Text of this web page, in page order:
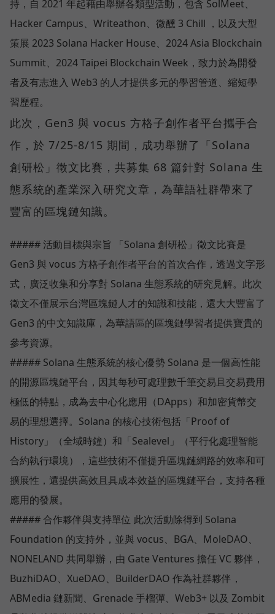
持，自 2021 年起藉由舉辦各類型活動，包含 SolMeet、
Hacker Campus、Writeathon、微醺 3 Chill ，以及大型
策展 2023 Solana Hacker House、2024 Asia Blockchain
Summit、2024 Taipei Blockchain Week，致力於為開發
者及有志進入 Web3 的人才提供多元的學習管道、縮短學
習歷程。
此次，Gen3 與 vocus 方格子創作者平台攜手合
作，於 7/25-8/15 期間，成功舉辦了「Solana
創研松」徵文比賽，共募集 68 篇針對 Solana 生
態系統的產業深入研究文章，為華語社群帶來了
豐富的區塊鏈知識。
##### 活動目標與宗旨 「Solana 創研松」徵文比賽是
Gen3 與 vocus 方格子創作者平台的首次合作，透過文字形
式，廣泛收集和分享對 Solana 生態系統的研究見解。此次
徵文不僅展示台灣區塊鏈人才的知識和技能，還大大豐富了
Gen3 的中文知識庫，為華語區的區塊鏈學習者提供寶貴的
參考資源。
##### Solana 生態系統的核心優勢 Solana 是一個高性能
的開源區塊鏈平台，因其每秒可處理數千筆交易且交易費用
極低的特點，成為去中心化應用（DApps）和加密貨幣交
易的理想選擇。Solana 的核心技術包括「Proof of
History」（全域時鐘）和「Sealevel」（平行化處理智能
合約執行環境），這些技術不僅提升區塊鏈網路的效率和可
擴展性，還提供高效且具成本效益的區塊鏈平台，支持各種
應用的發展。
##### 合作夥伴與支持單位 此次活動除得到 Solana
Foundation 的支持外，並與 vocus、BGA、MoleDAO、
NONELAND 共同舉辦，由 Gate Ventures 擔任 VC 夥伴，
BuzhiDAO、XueDAO、BuilderDAO 作為社群夥伴，
ABMedia 鏈新聞、Grenade 手榴彈、Web3+ 以及 Zombit